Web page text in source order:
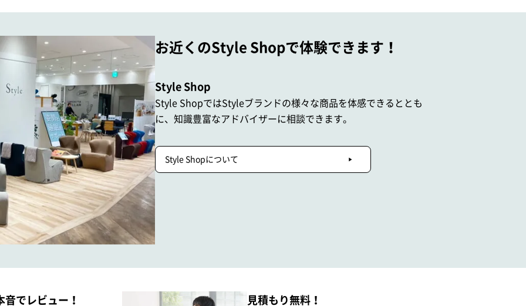
お近くのStyle Shopで体験できます！
Style Shop
Style ShopではStyleブランドの様々な商品を体感できるととも
に、 知識豊富なアドバイザーに相談できます。
Style Shopについて
音でレビュー！ 見積もり無料！